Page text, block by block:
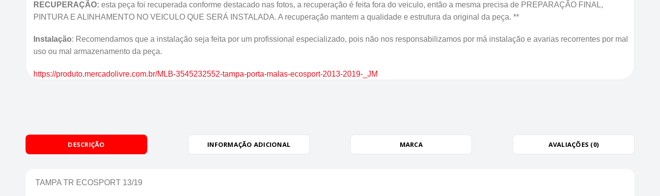
RECUPERAÇÃO: esta peça foi recuperada conforme destacado nas fotos, a recuperação é feita fora do veiculo, então a mesma precisa de PREPARAÇÃO FINAL,
PINTURA E ALINHAMENTO NO VEICULO QUE SERÁ INSTALADA. A recuperação mantem a qualidade e estrutura da original da peça. **
Instalação: Recomendamos que a instalação seja feita por um profissional especializado, pois não nos responsabilizamos por má instalação e avarias recorrentes por mal
uso ou mal armazenamento da peça.
https://produto.mercadolivre.com.br/MLB-3545232552-tampa-porta-malas-ecosport-2013-2019-_JM
DESCRIÇÃO INFORMAÇÃO ADICIONAL MARCA AVALIAÇÕES (0)
TAMPA TR ECOSPORT 13/19